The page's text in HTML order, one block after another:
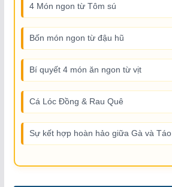
4 Món ngon từ Tôm sú
Bốn món ngon từ đậu hũ
Bí quyết 4 món ăn ngon từ vịt
Cá Lóc Đồng & Rau Quê
Sự kết hợp hoàn hảo giữa Gà và Táo